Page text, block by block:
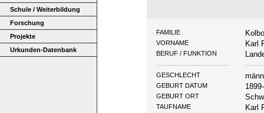
Schule / Weiterbildung
Forschung
Projekte
Urkunden-Datenbank
FAMILIE
VORNAME Karl
BERUF / FUNKTION
GESCHLECHT
GEBURT DATUM
GEBURT ORT
TAUFNAME Karl